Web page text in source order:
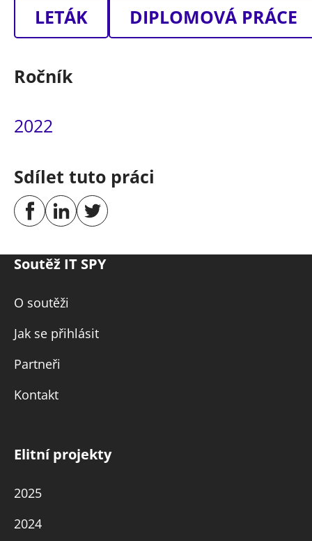
LETÁK DIPLOMOVÁ PRÁCE
Ročník
2022
Sdílet tuto práci
Soutěž IT SPY
O soutěži
Jak se přihlásit
Partneři
Kontakt
Elitní projekty
2025
2024